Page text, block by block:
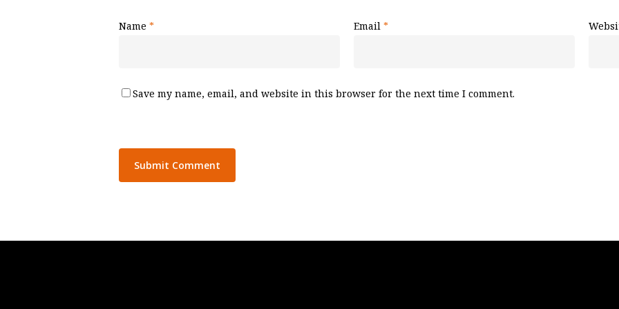
Name * Email *
Save my name, email, and website in this browser for the next time I comment.